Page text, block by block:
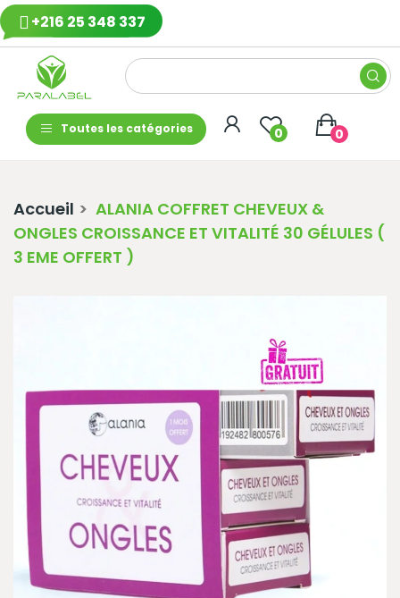
+216 25 348 337
Toutes les catégories 0 0
Accueil
ALANIA COFFRET CHEVEUX &
ONGLES CROISSANCE ET VITALITÉ 30 GÉLULES (
3 EME OFFERT )